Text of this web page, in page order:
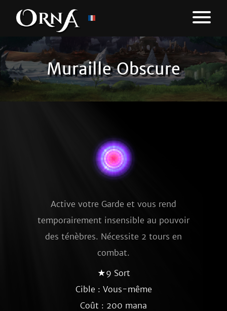
Muraille Obscure
Active votre Garde et vous rend
temporairement insensible au pouvoir
des ténèbres. Nécessite 2 tours en
combat.
★9 Sort
Cible : Vous-même
Coût : 200 mana